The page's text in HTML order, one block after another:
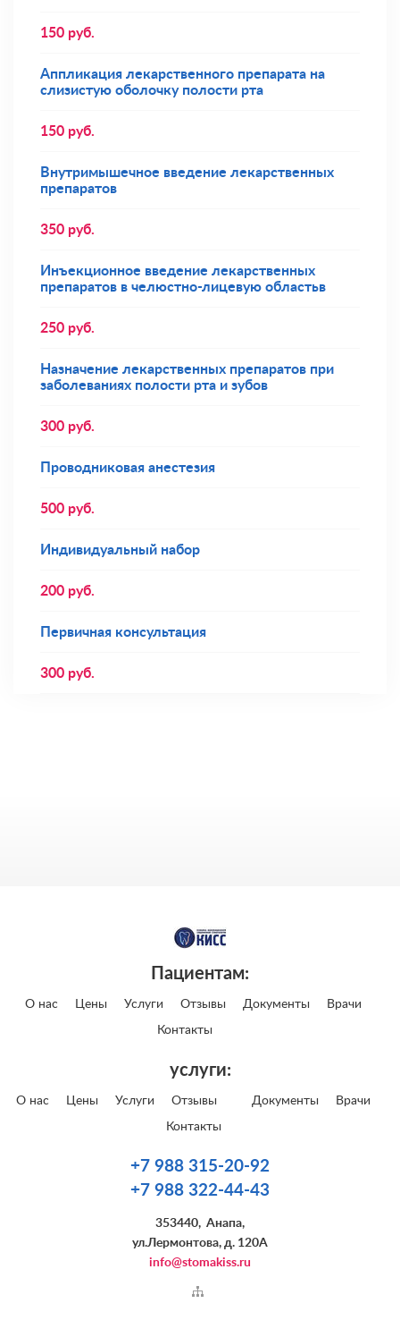
150 руб.
Аппликация лекарственного препарата на
слизистую оболочку полости рта
150 руб.
Внутримышечное введение лекарственных
препаратов
350 руб.
Инъекционное введение лекарственных
препаратов в челюстно-лицевую областьв
250 руб.
Назначение лекарственных препаратов при
заболеваниях полости рта и зубов
300 руб.
Проводниковая анестезия
500 руб.
Индивидуальный набор
200 руб.
Первичная консультация
300 руб.
Пациентам:
О нас Цены Услуги Отзывы Документы Врачи
Контакты
услуги:
О нас Цены Услуги Отзывы Документы Врачи
Контакты
+7 988 315-20-92
+7 988 322-44-43
353440, Анапа,
ул.Лермонтова, д. 120А
info@stomakiss.ru